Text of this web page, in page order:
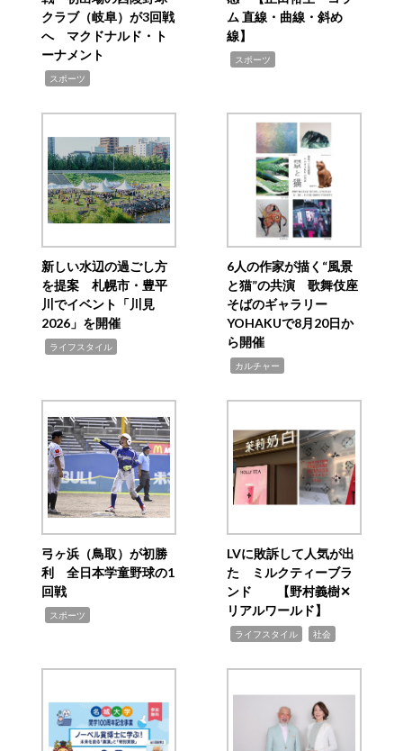
クラブ（岐阜）が3回戦
へ マクドナルド・ト
ーナメント
スポーツ
ム 直線・曲線・斜め
線】
スポーツ
新しい水辺の過ごし方
を提案 札幌市・豊平
川でイベント「川見
2026」を開催
ライフスタイル
6人の作家が描く“風景
と猫”の共演 歌舞伎座
そばのギャラリー
YOHAKUで8月20日か
ら開催
カルチャー
弓ヶ浜（鳥取）が初勝
利 全日本学童野球の1
回戦
スポーツ
LVに敗訴して人気が出
た ミルクティーブラ
ンド 【野村義樹✕
リアルワールド】
ライフスタイル 社会